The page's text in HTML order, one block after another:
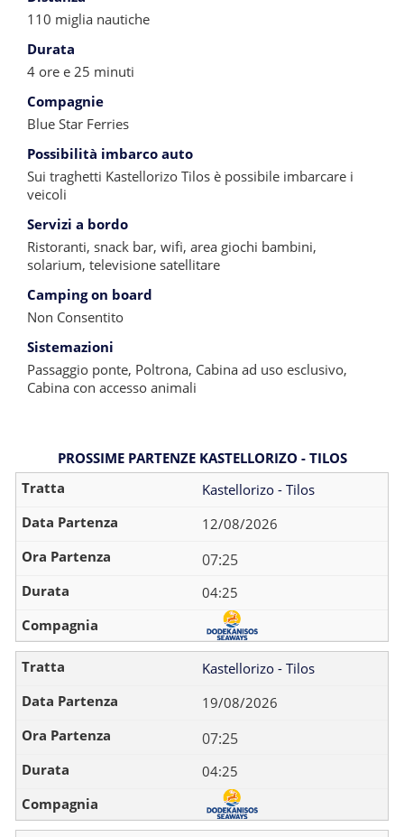
110 miglia nautiche
Durata
4 ore e 25 minuti
Compagnie
Blue Star Ferries
Possibilità imbarco auto
Sui traghetti Kastellorizo Tilos è possibile imbarcare i
veicoli
Servizi a bordo
Ristoranti, snack bar, wifi, area giochi bambini,
solarium, televisione satellitare
Camping on board
Non Consentito
Sistemazioni
Passaggio ponte, Poltrona, Cabina ad uso esclusivo,
Cabina con accesso animali
PROSSIME PARTENZE KASTELLORIZO - TILOS
Kastellorizo - Tilos
12/08/2026
07:25
04:25
Kastellorizo - Tilos
19/08/2026
07:25
04:25